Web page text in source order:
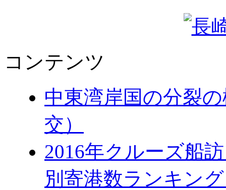
コンテンツ
中東湾岸国の分裂
交）
2016年クルーズ船
別寄港数ランキン